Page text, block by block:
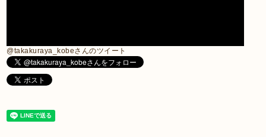
@takakuraya_kobeさんのツイート